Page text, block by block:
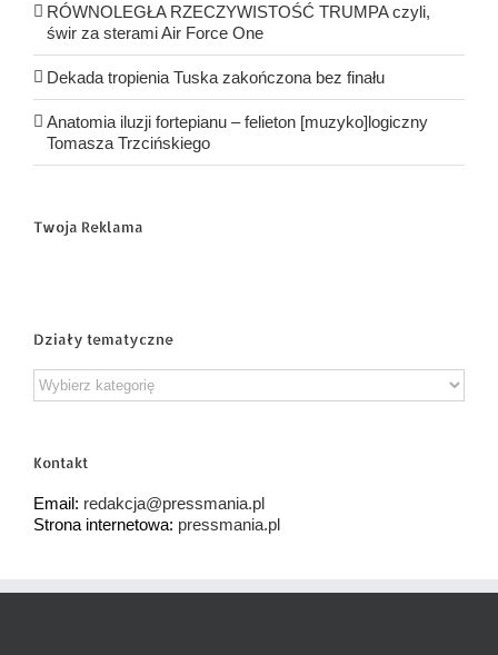
RÓWNOLEGŁA RZECZYWISTOŚĆ TRUMPA czyli,
świr za sterami Air Force One
Dekada tropienia Tuska zakończona bez finału
Anatomia iluzji fortepianu – felieton [muzyko]logiczny
Tomasza Trzcińskiego
Twoja Reklama
Działy tematyczne
Działy
tematyczne
Kontakt
Email: redakcja@pressmania.pl
Strona internetowa: pressmania.pl